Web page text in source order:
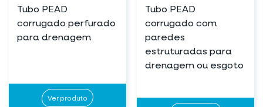
Tubo PEAD
corrugado perfurado
para drenagem
Ver produto
Tubo PEAD
corrugado com
paredes
estruturadas para
drenagem ou esgoto